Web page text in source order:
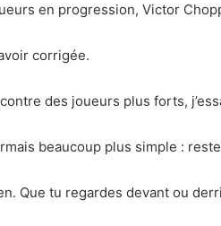
en progression, Victor
corrigée.
des joueurs plus forts,
beaucoup plus simple :
Que tu regardes devant ou